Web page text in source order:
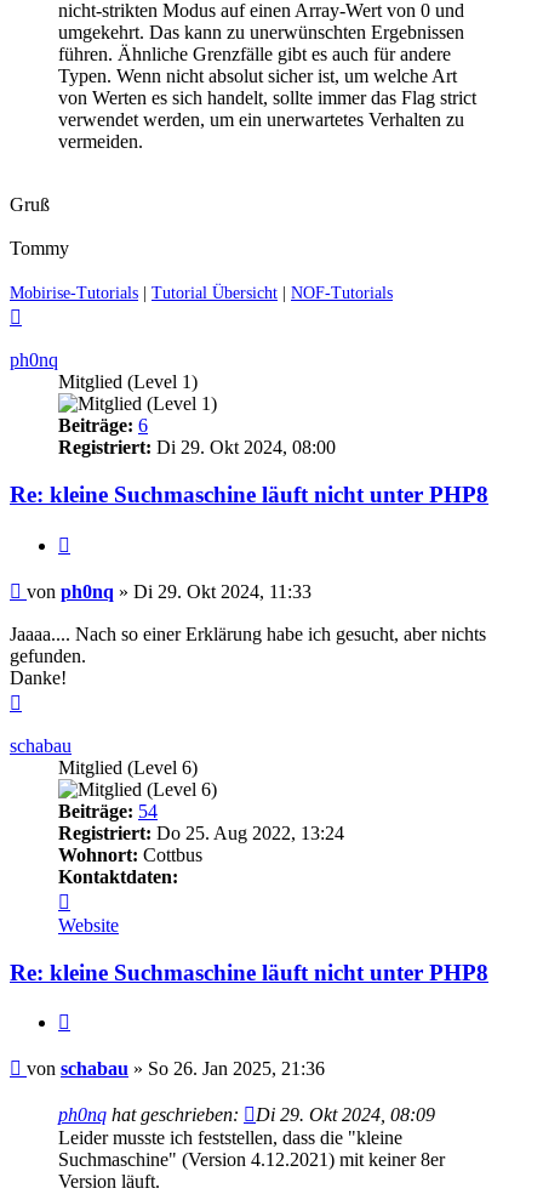
nicht-strikten Modus auf einen Array-Wert von 0 und
umgekehrt. Das kann zu unerwünschten Ergebnissen
führen. Ähnliche Grenzfälle gibt es auch für andere
Typen. Wenn nicht absolut sicher ist, um welche Art
von Werten es sich handelt, sollte immer das Flag strict
verwendet werden, um ein unerwartetes Verhalten zu
vermeiden.
Gruß
Tommy
Mobirise-Tutorials Tutorial Übersicht NOF-Tutorials
ph0nq
Mitglied (Level 1)
Beiträge: 6
Registriert: Di 29. Okt 2024, 08:00
Re: kleine Suchmaschine läuft nicht unter PHP8
Ungelesener
Beitrag
von ph0nq » Di 29. Okt 2024, 11:33
Jaaaa.... Nach so einer Erklärung habe ich gesucht, aber nichts
gefunden.
Danke!
schabau
Mitglied (Level 6)
Beiträge: 54
Registriert: Do 25. Aug 2022, 13:24
Wohnort: Cottbus
Kontaktdaten:
von
schabau
Website
Re: kleine Suchmaschine läuft nicht unter PHP8
Ungelesener
von schabau » So 26. Jan 2025, 21:36
ph0nq hat geschrieben:
Di 29. Okt 2024, 08:09
Leider musste ich feststellen, dass die "kleine
Suchmaschine" (Version 4.12.2021) mit keiner 8er
Version läuft.